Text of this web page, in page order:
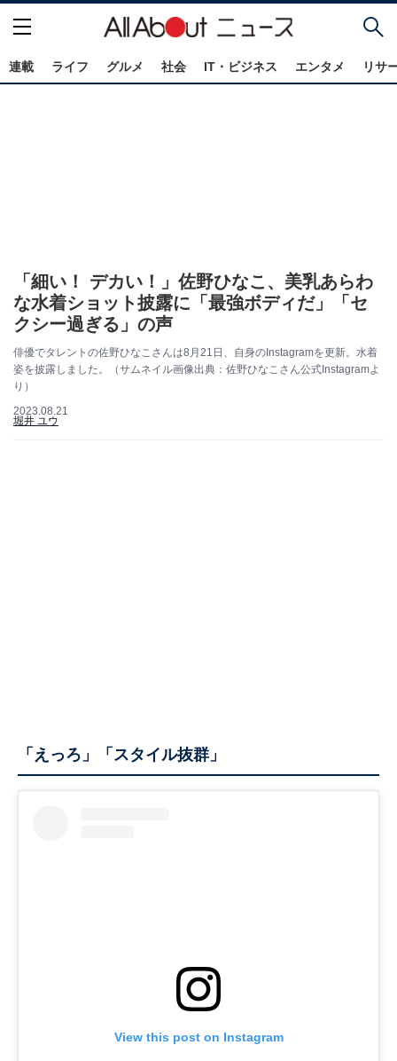
連載 ライフ グルメ 社会 IT・ビジネス エンタメ リサ
「細い！ デカい！」佐野ひなこ、美乳あらわ
な水着ショット披露に「最強ボディだ」「セ
クシー過ぎる」の声
俳優でタレントの佐野ひなこさんは8月21日、自身のInstagramを更新。水着
姿を披露しました。（サムネイル画像出典：佐野ひなこさん公式Instagramよ
り）
2023.08.21
堀井 ユウ
「えっろ」「スタイル抜群」
View this post on Instagram